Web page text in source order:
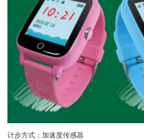
计步方式：加速度传感器